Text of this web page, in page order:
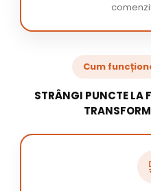
Cum
STRÂNGI PUNCTE LA